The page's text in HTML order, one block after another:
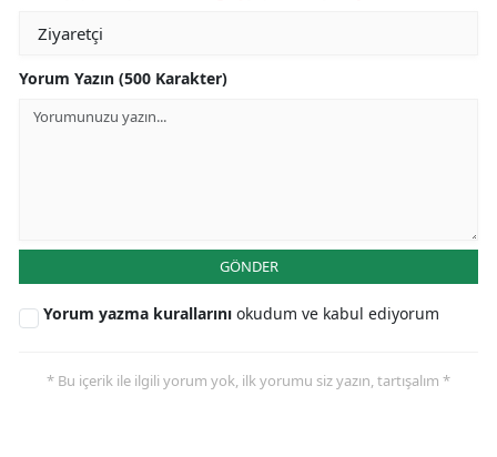
Yorum Yazın (500 Karakter)
GÖNDER
Yorum yazma kurallarını okudum ve kabul ediyorum
* Bu içerik ile ilgili yorum yok, ilk yorumu siz yazın, tartışalım *